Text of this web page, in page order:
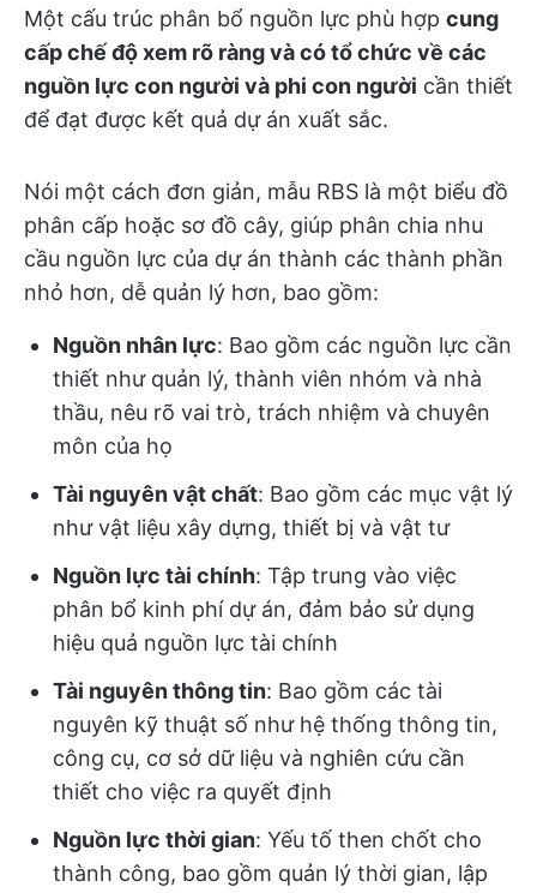
Một cấu trúc phân bổ nguồn lực phù hợp cung
cấp chế độ xem rõ ràng và có tổ chức về các
nguồn lực con người và phi con người cần thiết
để đạt được kết quả dự án xuất sắc.
Nói một cách đơn giản, mẫu RBS là một biểu đồ
phân cấp hoặc sơ đồ cây, giúp phân chia nhu
cầu nguồn lực của dự án thành các thành phần
nhỏ hơn, dễ quản lý hơn, bao gồm:
Nguồn nhân lực: Bao gồm các nguồn lực cần
thiết như quản lý, thành viên nhóm và nhà
thầu, nêu rõ vai trò, trách nhiệm và chuyên
môn của họ
Tài nguyên vật chất: Bao gồm các mục vật lý
như vật liệu xây dựng, thiết bị và vật tư
Nguồn lực tài chính: Tập trung vào việc
phân bổ kinh phí dự án, đảm bảo sử dụng
hiệu quả nguồn lực tài chính
Tài nguyên thông tin: Bao gồm các tài
nguyên kỹ thuật số như hệ thống thông tin,
công cụ, cơ sở dữ liệu và nghiên cứu cần
thiết cho việc ra quyết định
Nguồn lực thời gian: Yếu tố then chốt cho
thành công, bao gồm quản lý thời gian, lập